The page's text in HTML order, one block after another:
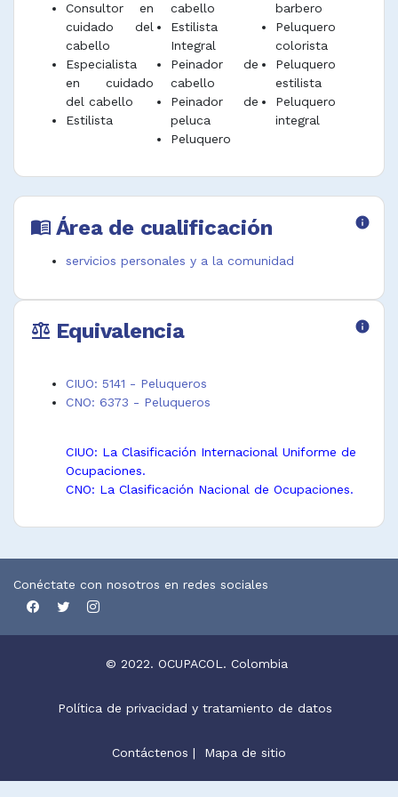
Consultor en
cuidado del
cabello
Especialista
en cuidado
del cabello
Estilista
cabello
Estilista
Integral
Peinador de
cabello
Peinador de
peluca
Peluquero
barbero
Peluquero
colorista
Peluquero
estilista
Peluquero
integral
menu_book Área de cualificación info
servicios personales y a la comunidad
balance Equivalencia info
CIUO: 5141 - Peluqueros
CNO: 6373 - Peluqueros
CIUO: La Clasificación Internacional Uniforme de
Ocupaciones.
CNO: La Clasificación Nacional de Ocupaciones.
Conéctate con nosotros en redes sociales
© 2022. OCUPACOL. Colombia
Política de privacidad y tratamiento de datos
Contáctenos | Mapa de sitio